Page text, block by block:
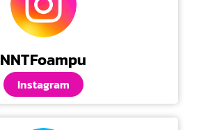
NNTFoampu
Instagram